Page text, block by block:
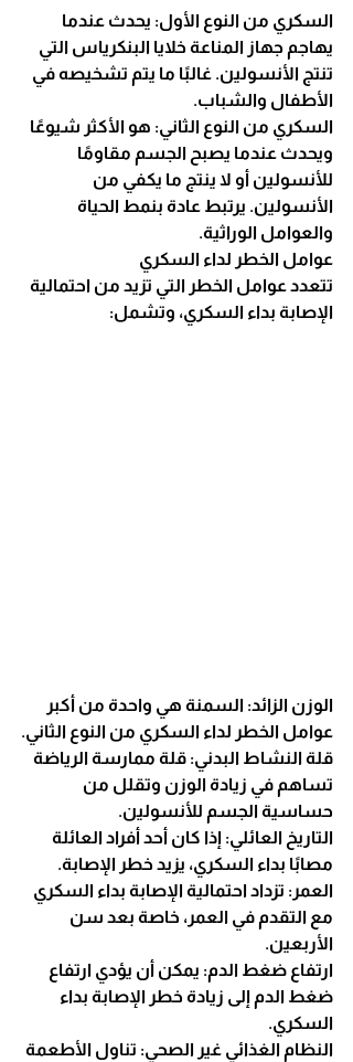
السكري من النوع الأول: يحدث عندما
يهاجم جهاز المناعة خلايا البنكرياس التي
تنتج الأنسولين. غالبًا ما يتم تشخيصه في
الأطفال والشباب.
السكري من النوع الثاني: هو الأكثر شيوعًا
ويحدث عندما يصبح الجسم مقاومًا
للأنسولين أو لا ينتج ما يكفي من
الأنسولين. يرتبط عادة بنمط الحياة
والعوامل الوراثية.
عوامل الخطر لداء السكري
تتعدد عوامل الخطر التي تزيد من احتمالية
الإصابة بداء السكري، وتشمل:
الوزن الزائد: السمنة هي واحدة من أكبر
عوامل الخطر لداء السكري من النوع الثاني.
قلة النشاط البدني: قلة ممارسة الرياضة
تساهم في زيادة الوزن وتقلل من
حساسية الجسم للأنسولين.
التاريخ العائلي: إذا كان أحد أفراد العائلة
مصابًا بداء السكري، يزيد خطر الإصابة.
العمر: تزداد احتمالية الإصابة بداء السكري
مع التقدم في العمر، خاصة بعد سن
الأربعين.
ارتفاع ضغط الدم: يمكن أن يؤدي ارتفاع
ضغط الدم إلى زيادة خطر الإصابة بداء
السكري.
النظام الغذائي غير الصحي: تناول الأطعمة